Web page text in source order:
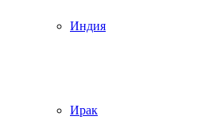
Индия
Ирак